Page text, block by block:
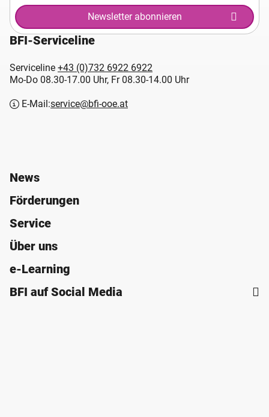
Newsletter abonnieren
BFI-Serviceline
Serviceline +43 (0)732 6922 6922
Mo-Do 08.30-17.00 Uhr, Fr 08.30-14.00 Uhr
E-Mail:service@bfi-ooe.at
News
Förderungen
Service
Über uns
e-Learning
BFI auf Social Media